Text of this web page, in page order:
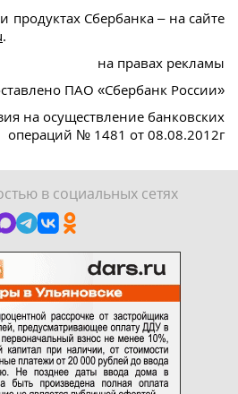
продуктах Сбербанка – на сайте
.
на правах рекламы
ПАО «Сбербанк России»
на осуществление банковских
операций № 1481 от 08.08.2012г
в социальных сетях